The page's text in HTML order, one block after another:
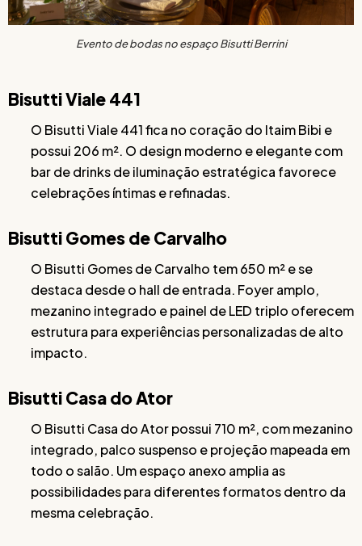
Evento de bodas no espaço Bisutti Berrini
Bisutti Viale 441
O Bisutti Viale 441 fica no coração do Itaim Bibi e
possui 206 m². O design moderno e elegante com
bar de drinks de iluminação estratégica favorece
celebrações íntimas e refinadas.
Bisutti Gomes de Carvalho
O Bisutti Gomes de Carvalho tem 650 m² e se
destaca desde o hall de entrada. Foyer amplo,
mezanino integrado e painel de LED triplo oferecem
estrutura para experiências personalizadas de alto
impacto.
Bisutti Casa do Ator
O Bisutti Casa do Ator possui 710 m², com mezanino
integrado, palco suspenso e projeção mapeada em
todo o salão. Um espaço anexo amplia as
possibilidades para diferentes formatos dentro da
mesma celebração.